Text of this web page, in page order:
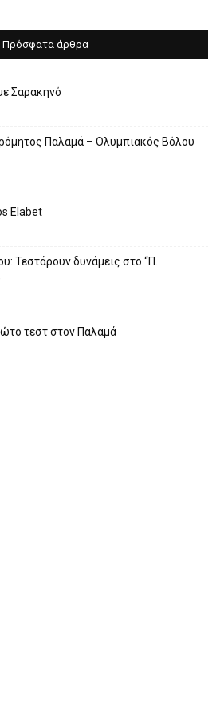
Πρόσφατα άρθρα
Σαρακηνό
Παλαμά – Ολυμπιακός Βόλου
Elabet
Τεστάρουν δυνάμεις στο “Π.
τεστ στον Παλαμά